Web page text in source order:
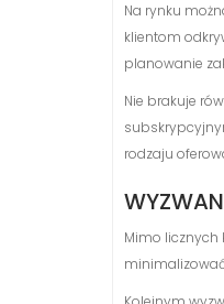
Na rynku
klientom
planowanie
Nie brakuje
rodzaju
Mimo licznych